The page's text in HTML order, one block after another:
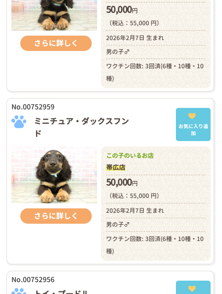
さらに詳しく
50,000円
（税込：55,000 円）
2026年2月7日 生まれ
男の子♂
ワクチン回数: 3回済(6種・10種・10
種)
No.00752959
ミニチュア・ダックスフン
ド
お気に入り追
加
さらに詳しく
この子のいるお店
帯広店
50,000円
（税込：55,000 円）
2026年2月7日 生まれ
男の子♂
ワクチン回数: 3回済(6種・10種・10
種)
No.00752956